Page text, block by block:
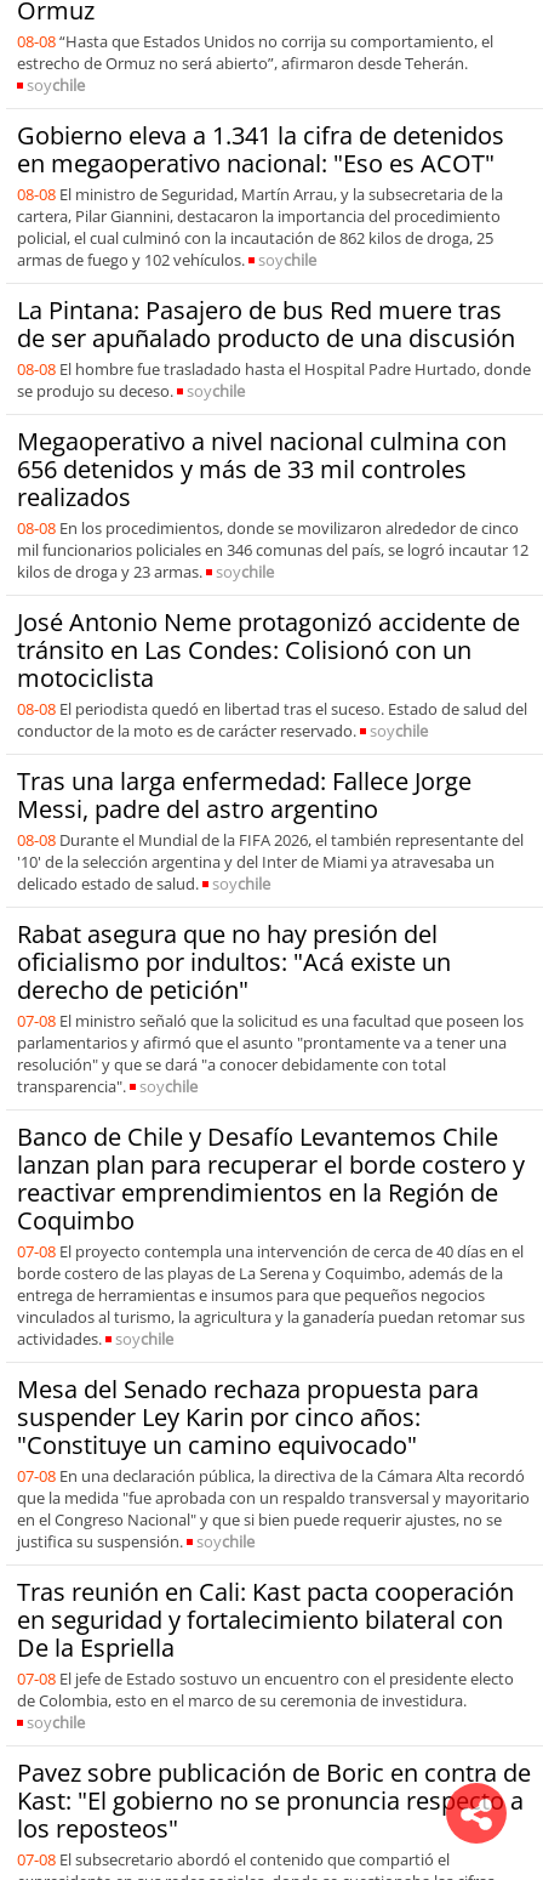
Ormuz
08-08“Hasta que Estados Unidos no corrija su comportamiento, el
estrecho de Ormuz no será abierto”, afirmaron desde Teherán.
soychile
Gobierno eleva a 1.341 la cifra de detenidos
en megaoperativo nacional: "Eso es ACOT"
08-08 El ministro de Seguridad, Martín Arrau, y la subsecretaria de la
cartera, Pilar Giannini, destacaron la importancia del procedimiento
policial, el cual culminó con la incautación de 862 kilos de droga, 25
armas de fuego y 102 vehículos.
soychile
La Pintana: Pasajero de bus Red muere tras
de ser apuñalado producto de una discusión
08-08 El hombre fue trasladado hasta el Hospital Padre Hurtado, donde
se produjo su deceso.
soychile
Megaoperativo a nivel nacional culmina con
656 detenidos y más de 33 mil controles
realizados
08-08 En los procedimientos, donde se movilizaron alrededor de cinco
mil funcionarios policiales en 346 comunas del país, se logró incautar 12
kilos de droga y 23 armas.
soychile
José Antonio Neme protagonizó accidente de
tránsito en Las Condes: Colisionó con un
motociclista
08-08 El periodista quedó en libertad tras el suceso. Estado de salud del
conductor de la moto es de carácter reservado.
soychile
Tras una larga enfermedad: Fallece Jorge
Messi, padre del astro argentino
08-08 Durante el Mundial de la FIFA 2026, el también representante del
'10' de la selección argentina y del Inter de Miami ya atravesaba un
delicado estado de salud.
soychile
Rabat asegura que no hay presión del
oficialismo por indultos: "Acá existe un
derecho de petición"
07-08 El ministro señaló que la solicitud es una facultad que poseen los
parlamentarios y afirmó que el asunto "prontamente va a tener una
resolución" y que se dará "a conocer debidamente con total
transparencia".
soychile
Banco de Chile y Desafío Levantemos Chile
lanzan plan para recuperar el borde costero y
reactivar emprendimientos en la Región de
Coquimbo
07-08 El proyecto contempla una intervención de cerca de 40 días en el
borde costero de las playas de La Serena y Coquimbo, además de la
entrega de herramientas e insumos para que pequeños negocios
vinculados al turismo, la agricultura y la ganadería puedan retomar sus
actividades.
soychile
Mesa del Senado rechaza propuesta para
suspender Ley Karin por cinco años:
"Constituye un camino equivocado"
07-08 En una declaración pública, la directiva de la Cámara Alta recordó
que la medida "fue aprobada con un respaldo transversal y mayoritario
en el Congreso Nacional" y que si bien puede requerir ajustes, no se
justifica su suspensión.
soychile
Tras reunión en Cali: Kast pacta cooperación
en seguridad y fortalecimiento bilateral con
De la Espriella
07-08 El jefe de Estado sostuvo un encuentro con el presidente electo
de Colombia, esto en el marco de su ceremonia de investidura.
soychile
Pavez sobre publicación de Boric en contra de
Kast: "El gobierno no se pronuncia respecto a
los reposteos"
07-08 El subsecretario abordó el contenido que compartió el